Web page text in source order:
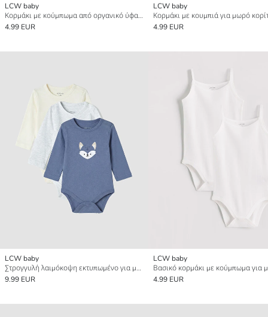
LCW baby
Κορμάκι με κούμπωμα από οργανικό ύφασμα για μωρό κορίτσι 2-πακέτα
4.99 EUR
LCW baby
4.99 EUR
LCW baby
Στρογγυλή λαιμόκοψη εκτυπωμένο για μωρό αγόρι κορμάκι με κουμπιά τριπλή συσκευασία
9.99 EUR
LCW baby
4.99 EUR